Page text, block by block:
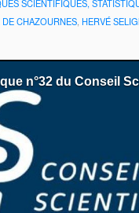
SCIENTIFIQUES,
DE CHAZOURNES HERVÉ